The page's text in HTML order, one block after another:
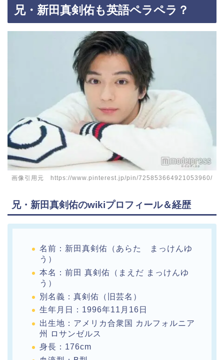
兄・新田真剣佑も英語ペラペラ？
画像引用元 https://www.pinterest.jp/pin/725853664921053960/
兄・新田真剣佑のwikiプロフィール＆経歴
名前：新田真剣佑（あらた まっけんゆ
う）
本名：前田 真剣佑（まえだ まっけんゆ
う）
別名義：真剣佑（旧芸名）
生年月日：1996年11月16日
出生地：アメリカ合衆国 カルフォルニア
州 ロサンゼルス
身長：176cm